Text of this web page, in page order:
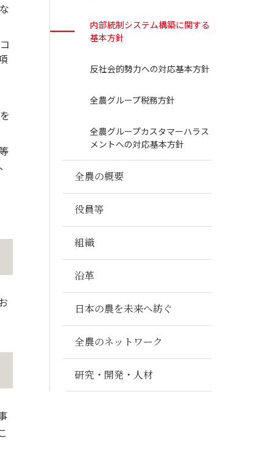
内部統制システム構築に関する
基本方針
反社会的勢力への対応基本方針
全農グループ税務方針
全農グループカスタマーハラス
メントへの対応基本方針
全農の概要
役員等
組織
沿革
日本の農を未来へ紡ぐ
全農のネットワーク
研究・開発・人材